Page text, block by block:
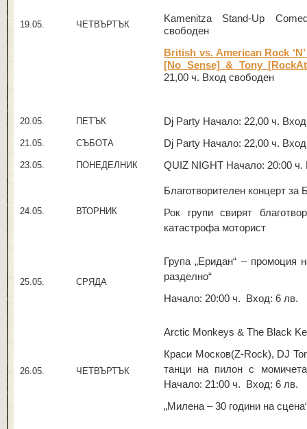
19.05. ЧЕТВЪРТЪК
Kamenitza Stand-Up
свободен
British vs. American Rock
[No Sense] & Tony
21,00 ч. Вход свободен
20.05. ПЕТЪК Dj Party Начало: 22,00 ч.
21.05. СЪБОТА Dj Party Начало: 22,00 ч.
23.05. ПОНЕДЕЛНИК QUIZ NIGHT Начало: 20:00 ч.
24.05. ВТОРНИК
Благотворителен концерт за
Рок групи свирят
катастрофа моторист
25.05. СРЯДА
Група „Еридан“ – промоция
разделно“
Начало: 20:00 ч. Вход: 6 лв.
26.05. ЧЕТВЪРТЪК
Arctic Monkeys & The Black
Краси Москов(Z-Rock), DJ
танци на пилон с
Начало: 21:00 ч. Вход: 6 лв.
„Милена – 30 години на